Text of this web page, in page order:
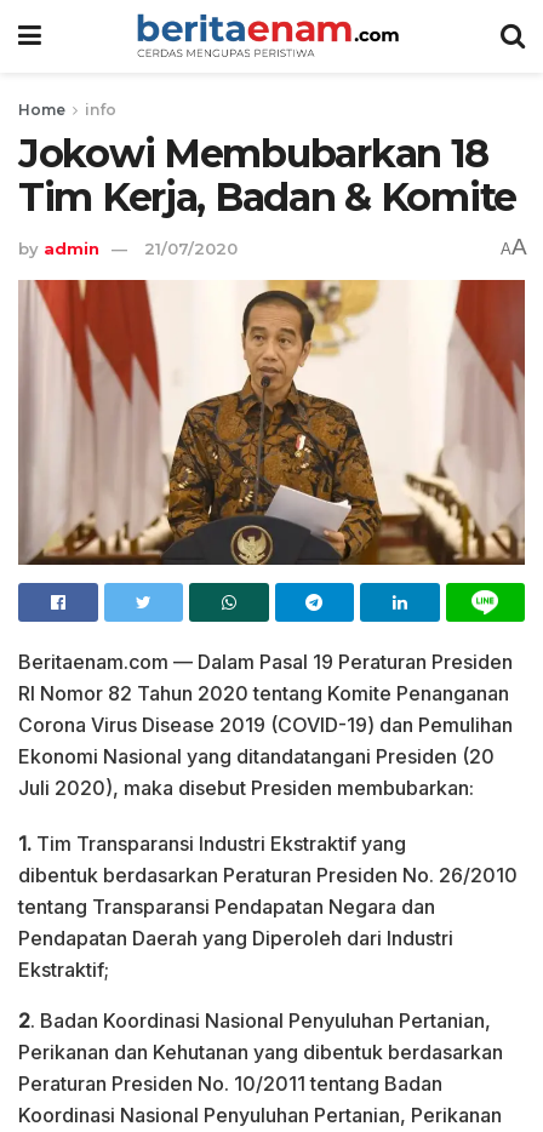
Home info
Jokowi Membubarkan 18
Tim Kerja, Badan & Komite
by admin 21/07/2020 AA
Beritaenam.com — Dalam Pasal 19 Peraturan Presiden
RI Nomor 82 Tahun 2020 tentang Komite Penanganan
Corona Virus Disease 2019 (COVID-19) dan Pemulihan
Ekonomi Nasional yang ditandatangani Presiden (20
Juli 2020), maka disebut Presiden membubarkan:
1. Tim Transparansi Industri Ekstraktif yang
dibentuk berdasarkan Peraturan Presiden No. 26/2010
tentang Transparansi Pendapatan Negara dan
Pendapatan Daerah yang Diperoleh dari Industri
Ekstraktif;
2. Badan Koordinasi Nasional Penyuluhan Pertanian,
Perikanan dan Kehutanan yang dibentuk berdasarkan
Peraturan Presiden No. 10/2011 tentang Badan
Koordinasi Nasional Penyuluhan Pertanian, Perikanan